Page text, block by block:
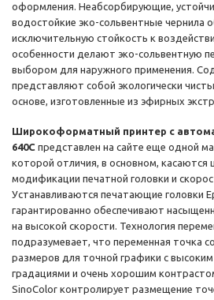
оформления. Неабсорбирующие,
водостойкие эко-сольвентные чернила
исключительную стойкость к
особенности делают эко-сольвентную
выбором для наружного применения.
представляют собой экологически
основе, изготовленные из эфирных
Широкоформатный принтер с
640C представлен на сайте еще одной
которой отличия, в основном,
модификации печатной головки и
Устанавливаются печатающие головки
гарантированно обеспечивают
на высокой скорости. Технология
подразумевает, что переменная точка
размеров для точной графики с
градациями и очень хорошим
SinoColor контролирует размещение